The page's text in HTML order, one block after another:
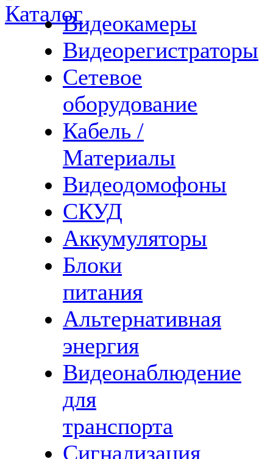
КаталогВидеокамеры
Видеорегистраторы
Сетевое
оборудование
Кабель /
Материалы
Видеодомофоны
СКУД
Аккумуляторы
Блоки
питания
Альтернативная
энергия
Видеонаблюдение
для
транспорта
Сигнализация